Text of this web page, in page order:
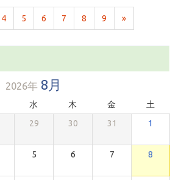
4 5 6 7 8 9 »
2026年 8月
水 木 金
土
29 30 31 1
5 6 7 8